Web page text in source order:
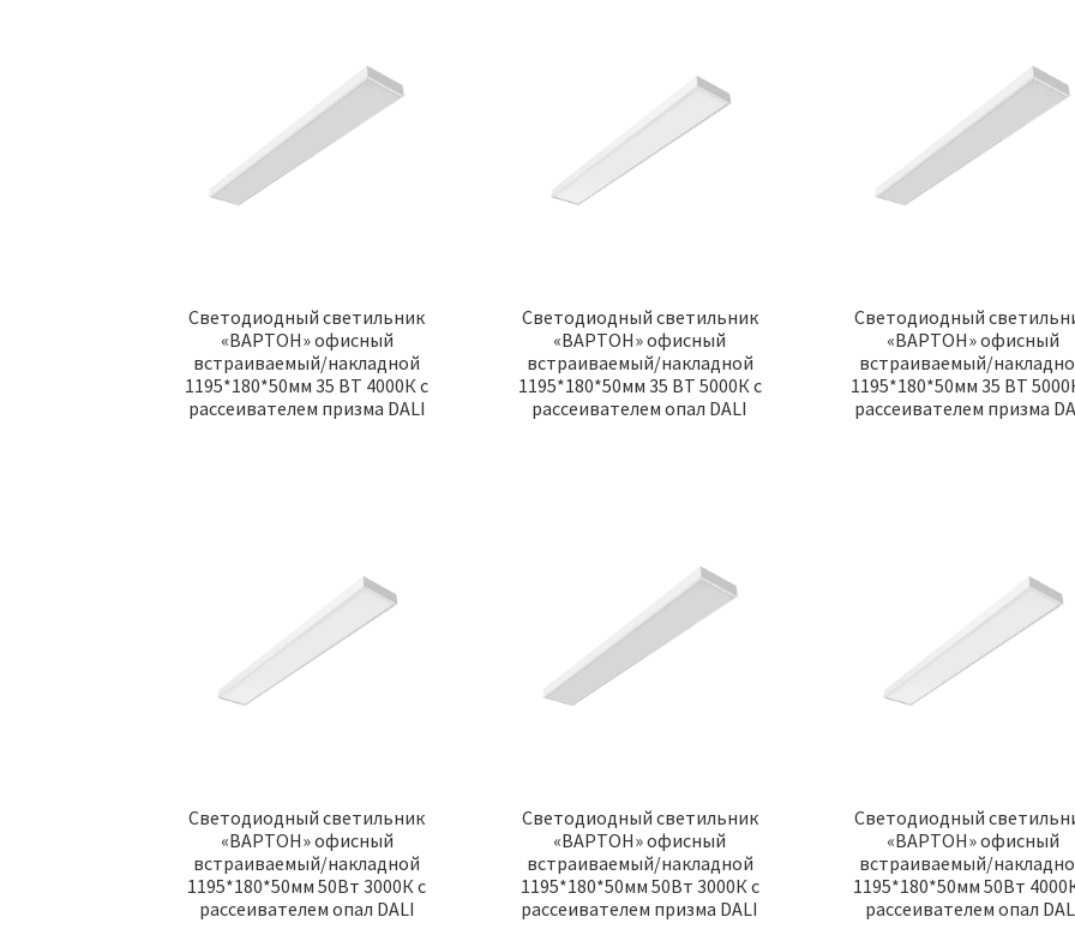
Светодиодный светильник
«ВАРТОН» офисный
встраиваемый/накладной
1195*180*50мм 35 ВТ 4000К с
рассеивателем призма DALI
Светодиодный светильник
«ВАРТОН» офисный
встраиваемый/накладной
1195*180*50мм 35 ВТ 5000К с
рассеивателем опал DALI
Светодиодный
«ВАРТОН» офисный
встраиваемый/
1195*180*50мм 35 ВТ
рассеивателем призма
Светодиодный светильник
«ВАРТОН» офисный
встраиваемый/накладной
1195*180*50мм 50Вт 3000К с
рассеивателем опал DALI
Светодиодный светильник
«ВАРТОН» офисный
встраиваемый/накладной
1195*180*50мм 50Вт 3000К с
рассеивателем призма DALI
Светодиодный
«ВАРТОН» офисный
встраиваемый/
1195*180*50мм 50Вт
рассеивателем опал